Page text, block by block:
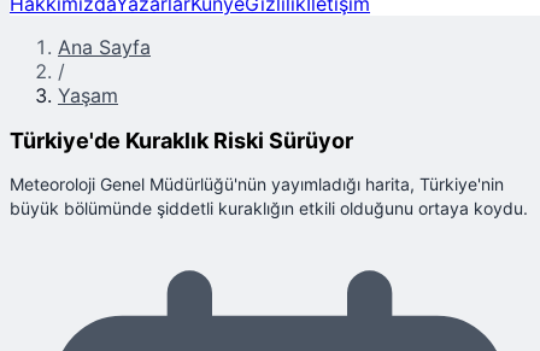
Ana Sayfa
/
Yaşam
Türkiye'de Kuraklık Riski Sürüyor
Meteoroloji Genel Müdürlüğü'nün yayımladığı harita, Türkiye'nin
büyük bölümünde şiddetli kuraklığın etkili olduğunu ortaya koydu.